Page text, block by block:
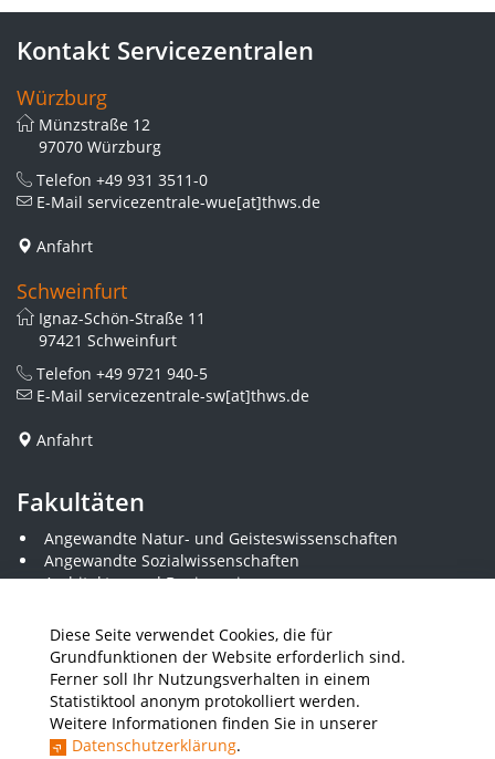
Diese Seite verwendet Cookies, die für
Grundfunktionen der Website erforderlich sind.
Ferner soll Ihr Nutzungsverhalten in einem
Statistiktool anonym protokolliert werden.
Weitere Informationen finden Sie in unserer
Datenschutzerklärung.
Kontakt Servicezentralen
Würzburg
Münzstraße 12
97070 Würzburg
Telefon +49 931 3511-0
E-Mail servicezentrale-wue[at]thws.de
Anfahrt
Schweinfurt
Ignaz-Schön-Straße 11
97421 Schweinfurt
Telefon +49 9721 940-5
E-Mail servicezentrale-sw[at]thws.de
Anfahrt
Fakultäten
Angewandte Natur- und Geisteswissenschaften
Angewandte Sozialwissenschaften
Architektur und Bauingenieurwesen
Gestaltung
Informatik und Wirtschaftsinformatik
Kunststofftechnik und Vermessung
Maschinenbau
THWS Business School
Wirtschaftsingenieurwesen